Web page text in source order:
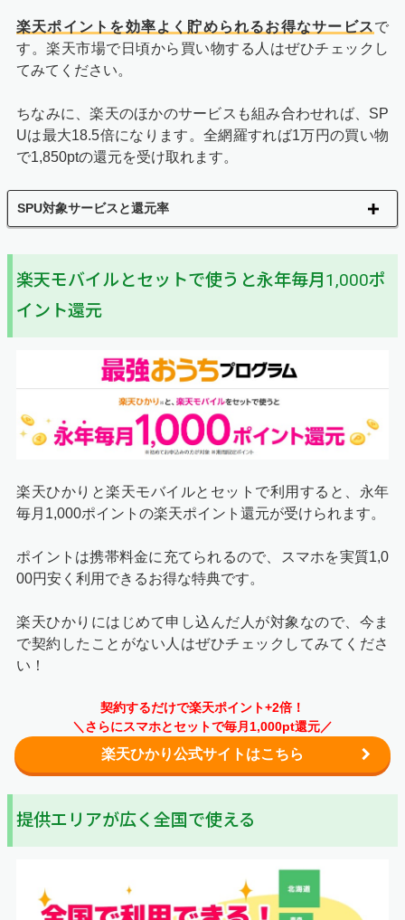
楽天ポイントを効率よく貯められるお得なサービスで
す。楽天市場で日頃から買い物する人はぜひチェックし
てみてください。
ちなみに、楽天のほかのサービスも組み合わせれば、SP
Uは最大18.5倍になります。全網羅すれば1万円の買い物
で1,850ptの還元を受け取れます。
SPU対象サービスと還元率
楽天モバイルとセットで使うと永年毎月1,000ポ
イント還元
楽天ひかりと楽天モバイルとセットで利用すると、永年
毎月1,000ポイントの楽天ポイント還元が受けられます。
ポイントは携帯料金に充てられるので、スマホを実質1,0
00円安く利用できるお得な特典です。
楽天ひかりにはじめて申し込んだ人が対象なので、今ま
で契約したことがない人はぜひチェックしてみてくださ
い！
契約するだけで楽天ポイント+2倍！
＼さらにスマホとセットで毎月1,000pt還元／
楽天ひかり公式サイトはこちら
提供エリアが広く全国で使える